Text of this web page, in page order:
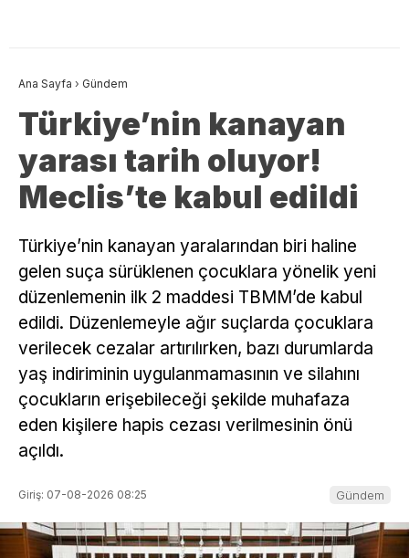
Ana Sayfa › Gündem
Türkiye’nin kanayan
yarası tarih oluyor!
Meclis’te kabul edildi
Türkiye’nin kanayan yaralarından biri haline
gelen suça sürüklenen çocuklara yönelik yeni
düzenlemenin ilk 2 maddesi TBMM’de kabul
edildi. Düzenlemeyle ağır suçlarda çocuklara
verilecek cezalar artırılırken, bazı durumlarda
yaş indiriminin uygulanmamasının ve silahını
çocukların erişebileceği şekilde muhafaza
eden kişilere hapis cezası verilmesinin önü
açıldı.
Giriş: 07-08-2026 08:25 Gündem